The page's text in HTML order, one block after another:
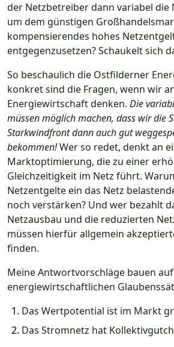
der Netzbetreiber dann variabel die
um dem günstigen
kompensierendes hohes
entgegenzusetzen? Schaukelt sich
So beschaulich die Ostfilderner
konkret sind die Fragen, wenn wir
Energiewirtschaft denken. Die
müssen möglich machen, dass wir die
Starkwindfront dann auch gut
bekommen!Wer so redet, denkt an
Marktoptimierung, die zu einer
Gleichzeitigkeit im Netz führt.
Netzentgelte ein das Netz
noch verstärken? Und wer bezahlt
Netzausbau und die reduzierten
müssen hierfür allgemein
finden.
Meine Antwortvorschläge bauen
energiewirtschaftlichen
Das Wertpotential ist im Markt
Das Stromnetz hat